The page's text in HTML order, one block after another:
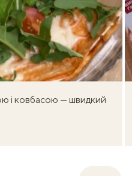
і ковбасою — швидкий